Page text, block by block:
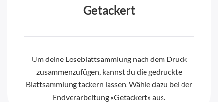
Getackert
Um deine Loseblattsammlung nach dem Druck
zusammenzufügen, kannst du die gedruckte
Blattsammlung tackern lassen. Wähle dazu bei der
Endverarbeitung «Getackert» aus.